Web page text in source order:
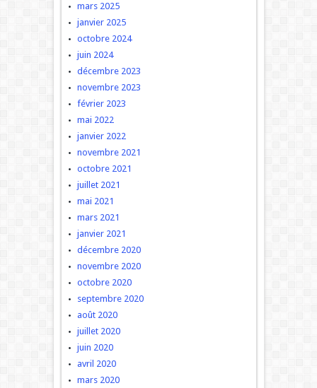
mars 2025
janvier 2025
octobre 2024
juin 2024
décembre 2023
novembre 2023
février 2023
mai 2022
janvier 2022
novembre 2021
octobre 2021
juillet 2021
mai 2021
mars 2021
janvier 2021
décembre 2020
novembre 2020
octobre 2020
septembre 2020
août 2020
juillet 2020
juin 2020
avril 2020
mars 2020